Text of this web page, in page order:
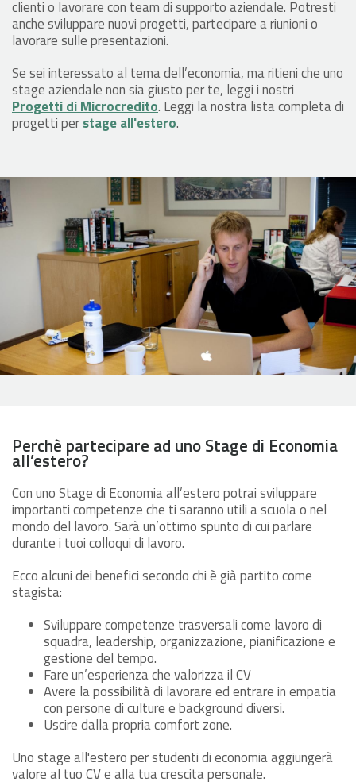
clienti o lavorare con team di supporto aziendale. Potresti
anche sviluppare nuovi progetti, partecipare a riunioni o
lavorare sulle presentazioni.
Se sei interessato al tema dell’economia, ma ritieni che uno
stage aziendale non sia giusto per te, leggi i nostri
Progetti di Microcredito. Leggi la nostra lista completa di
progetti perstage all'estero.
Perchè partecipare ad uno Stage di Economia
all’estero?
Con uno Stage di Economia all’estero potrai sviluppare
importanti competenze che ti saranno utili a scuola o nel
mondo del lavoro. Sarà un’ottimo spunto di cui parlare
durante i tuoi colloqui di lavoro.
Ecco alcuni dei benefici secondo chi è già partito come
stagista:
Sviluppare competenze trasversali come lavoro di
squadra, leadership, organizzazione, pianificazione e
gestione del tempo.
Fare un’esperienza che valorizza il CV
Avere la possibilità di lavorare ed entrare in empatia
con persone di culture e background diversi.
Uscire dalla propria comfort zone.
Uno stage all'estero per studenti di economia aggiungerà
valore al tuo CV e alla tua crescita personale.